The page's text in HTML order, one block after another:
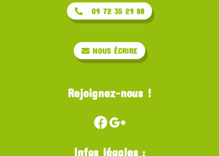
09 72 35 29 88
NOUS ÉCRIRE
Rejoignez-nous !
Infos légales :